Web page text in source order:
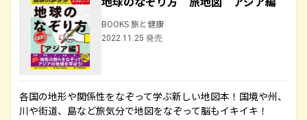
BOOKS 旅と健康
2022.11.25 発売
各国の地形や関係性をなぞって学ぶ新しい地図本！国境や州、
川や街道、島など旅気分で地図をなぞって脳もイキイキ！